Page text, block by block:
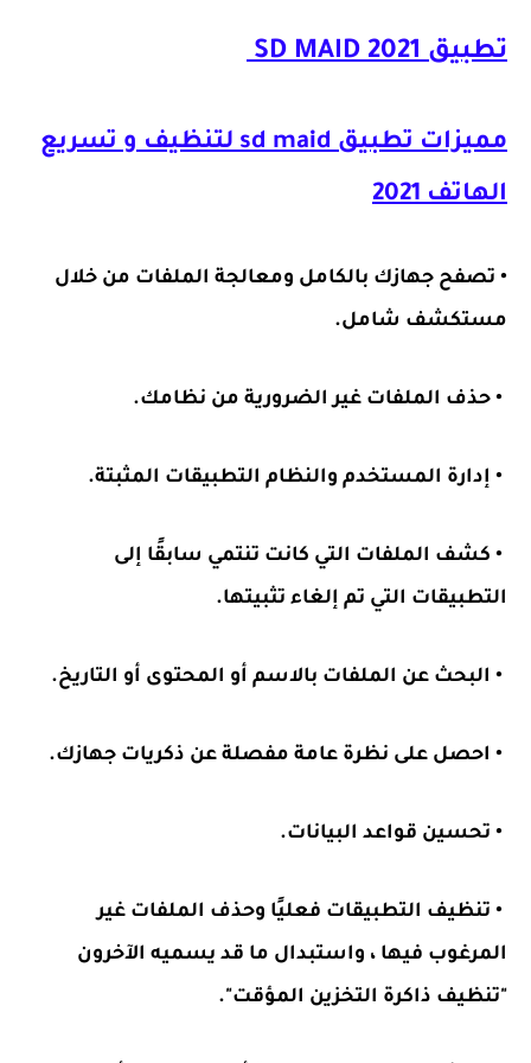
تطبيق SD MAID 2021
مميزات تطبيق sd maid لتنظيف و تسريع
الهاتف 2021
• تصفح جهازك بالكامل ومعالجة الملفات من خلال
مستكشف شامل.
• حذف الملفات غير الضرورية من نظامك.
• إدارة المستخدم والنظام التطبيقات المثبتة.
• كشف الملفات التي كانت تنتمي سابقًا إلى
التطبيقات التي تم إلغاء تثبيتها.
• البحث عن الملفات بالاسم أو المحتوى أو التاريخ.
• احصل على نظرة عامة مفصلة عن ذكريات جهازك.
• تحسين قواعد البيانات.
• تنظيف التطبيقات فعليًا وحذف الملفات غير
المرغوب فيها ، واستبدال ما قد يسميه الآخرون
"تنظيف ذاكرة التخزين المؤقت".